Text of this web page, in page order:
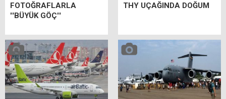
FOTOĞRAFLARLA
''BÜYÜK GÖÇ''
THY UÇAĞINDA DOĞUM